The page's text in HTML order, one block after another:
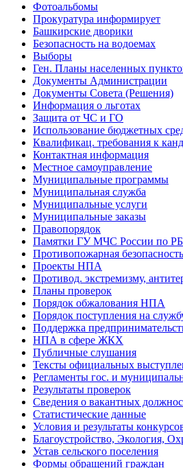
Фотоальбомы
Прокуратура информирует
Башкирские дворики
Безопасность на водоемах
Выборы
Ген. Планы населенных
Документы Администрации
Документы Совета (Решения)
Информация о льготах
Защита от ЧС и ГО
Использование бюджетных
Квалификац. требования к
Контактная информация
Местное самоуправление
Муниципальные программы
Муниципальная служба
Муниципальные услуги
Муниципальные заказы
Правопорядок
Памятки ГУ МЧС России по РБ
Противопожарная безопасность
Проекты НПА
Противод. экстремизму,
Планы проверок
Порядок обжалования НПА
Порядок поступления на
Поддержка
НПА в сфере ЖКХ
Публичные слушания
Тексты официальных
Регламенты гос. и
Результаты проверок
Сведения о вакантных
Статистические данные
Условия и результаты
Благоустройство, Экология,
Устав сельского поселения
Формы обращений граждан